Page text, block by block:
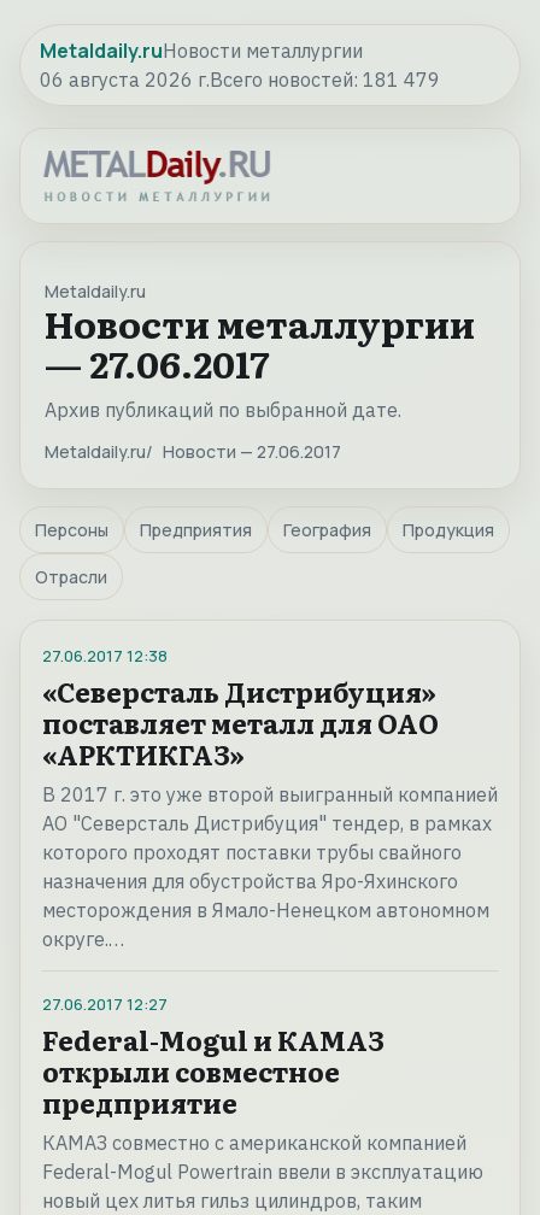
Metaldaily.ruНовости металлургии
06 августа 2026 г.Всего новостей: 181 479
Metaldaily.ru
Новости металлургии
— 27.06.2017
Архив публикаций по выбранной дате.
Metaldaily.ru Новости — 27.06.2017
Персоны Предприятия География Продукция
Отрасли
27.06.2017 12:38
«Северсталь Дистрибуция»
поставляет металл для ОАО
«АРКТИКГАЗ»
В 2017 г. это уже второй выигранный компанией
АО "Северсталь Дистрибуция" тендер, в рамках
которого проходят поставки трубы свайного
назначения для обустройства Яро-Яхинского
месторождения в Ямало-Ненецком автономном
округе.…
27.06.2017 12:27
Federal-Mogul и КАМАЗ
открыли совместное
предприятие
КАМАЗ совместно с американской компанией
Federal-Mogul Powertrain ввели в эксплуатацию
новый цех литья гильз цилиндров, таким